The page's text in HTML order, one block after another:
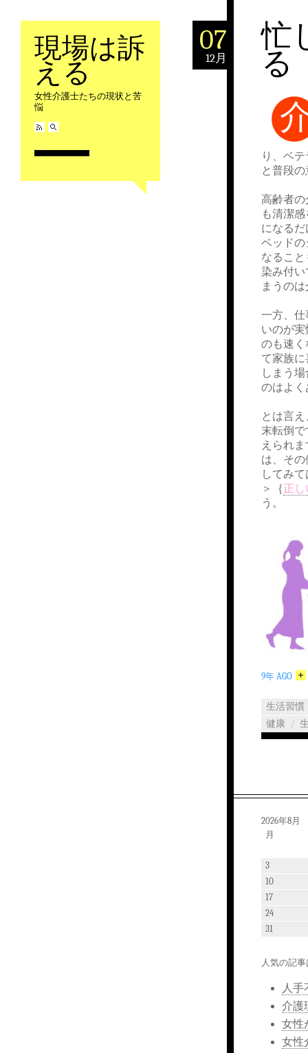
現場は訴
える
女性介護士たちの現状と苦
悩
07
12月
忙
る
り、ベ
と普段
高齢者
も清潔
になる
ベッド
なるこ
染み付
まうの
一方、
いのが
のも速
て家族
しまう
のはよ
とは言
末転倒
えられ
は、そ
してみ
＞｛正
う。
9年 AGO
生活習慣
健康 /
2026年8月
月
3
10
17
24
31
人気の記
人手
介護
女性
女性